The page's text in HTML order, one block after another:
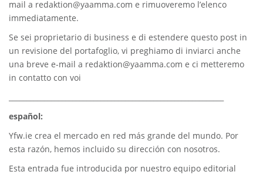
mail a redaktion@yaamma.com e rimuoveremo l’elenco
immediatamente.
Se sei proprietario di business e di estendere questo post in
un revisione del portafoglio, vi preghiamo di inviarci anche
una breve e-mail a redaktion@yaamma.com e ci metteremo
in contatto con voi
español:
Yfw.ie crea el mercado en red más grande del mundo. Por
esta razón, hemos incluido su dirección con nosotros.
Esta entrada fue introducida por nuestro equipo editorial